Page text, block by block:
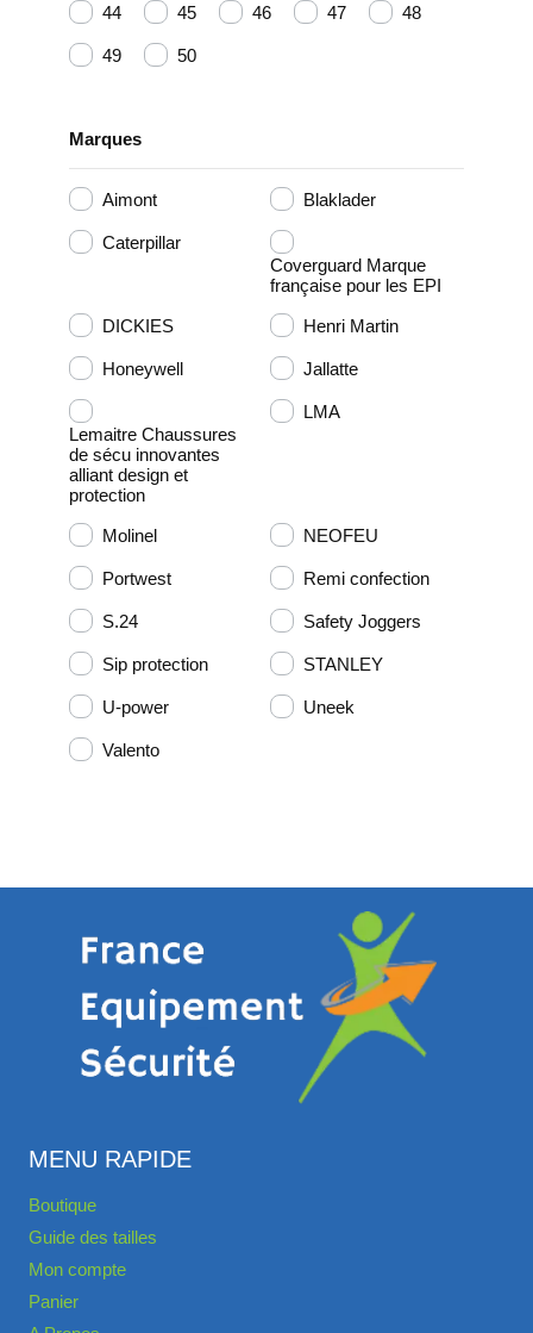
44 45 46 47 48
49 50
Marques
Aimont Blaklader
Caterpillar
Coverguard Marque
française pour les EPI
DICKIES
Henri Martin
Honeywell Jallatte
Lemaitre Chaussures
de sécu innovantes
alliant design et
protection
LMA
Molinel NEOFEU
Portwest Remi confection
S.24 Safety Joggers
Sip protection STANLEY
U-power Uneek
Valento
MENU RAPIDE
Boutique
Guide des tailles
Mon compte
Panier